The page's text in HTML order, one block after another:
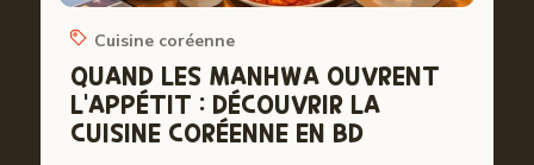
Cuisine coréenne
QUAND LES MANHWA OUVRENT
L’APPÉTIT : DÉCOUVRIR LA
CUISINE CORÉENNE EN BD